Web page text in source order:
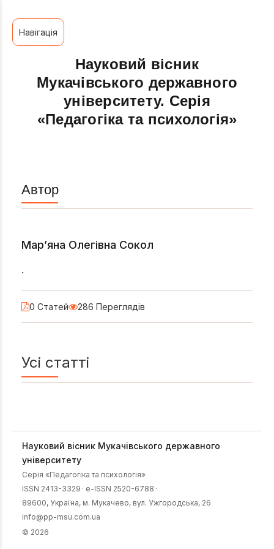
Навігація
Науковий вісник
Мукачівського державного
університету. Серія
«Педагогіка та психологія»
Автор
Мар’яна Олегівна Сокол
.
0 Статей 286 Переглядів
Усі статті
Науковий вісник Мукачівського державного
університету
Серія «Педагогіка та психологія»
ISSN 2413-3329 · e-ISSN 2520-6788 ·
89600, Українa, м. Мукачево, вул. Ужгородська, 26
info@pp-msu.com.ua
© 2026